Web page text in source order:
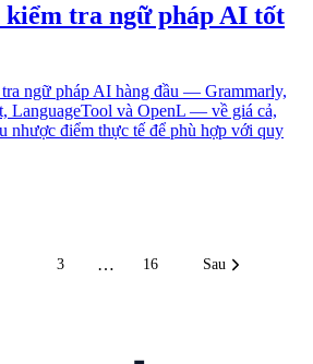
kiểm tra ngữ pháp AI tốt
tra ngữ pháp AI hàng đầu — Grammarly,
LanguageTool và OpenL — về giá cả,
nhược điểm thực tế để phù hợp với quy
3 … 16 Sau